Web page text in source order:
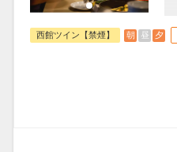
西館ツイン【禁煙】 朝 昼 夕